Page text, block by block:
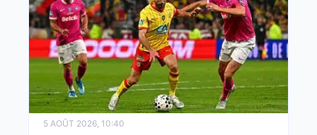
5 AOÛT 2026, 10:40